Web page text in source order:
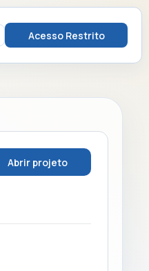
Acesso Restrito
Abrir projeto